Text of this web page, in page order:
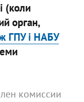
(коли
орган,
ГПУ і НАБУ
комиссии